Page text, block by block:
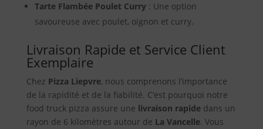
Tarte Flambée Poulet Curry: Une option
savoureuse avec poulet, oignon et curry.
Livraison Rapide et Service Client
Exemplaire
Chez Pizza Liepvre, nous comprenons l’importance
de la rapidité et de la fiabilité. C’est pourquoi notre
food truck pizza assure une livraison rapidedans un
rayon de 6 kilomètres autour de La Vancelle. Vous